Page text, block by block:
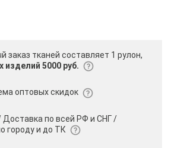
заказ тканей составляет 1 рулон,
изделий 5000 руб.
оптовых скидок
по всей РФ и СНГ /
городу и до ТК